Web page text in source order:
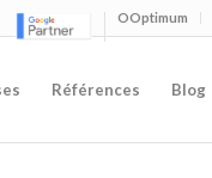
OOptimum
Références Blog